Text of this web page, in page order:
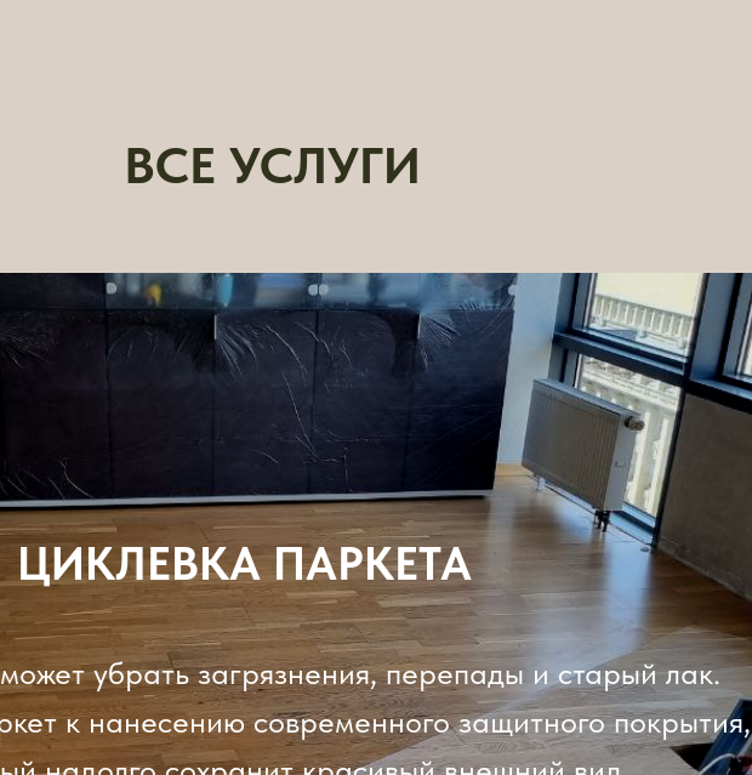
ВСЕ УСЛУГИ
убрать загрязнения, перепады и старый лак.
к нанесению современного защитного покрытия,
ЦИКЛЕВКА ПАРКЕТА